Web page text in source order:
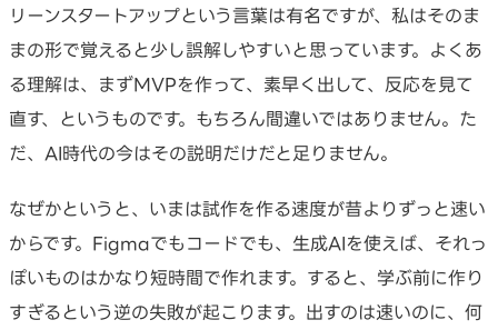
リーンスタートアップという言葉は有名ですが、私はそのま
まの形で覚えると少し誤解しやすいと思っています。よくあ
る理解は、まずMVPを作って、素早く出して、反応を見て
直す、というものです。もちろん間違いではありません。た
だ、AI時代の今はその説明だけだと足りません。
なぜかというと、いまは試作を作る速度が昔よりずっと速い
からです。Figmaでもコードでも、生成AIを使えば、それっ
ぽいものはかなり短時間で作れます。すると、学ぶ前に作り
すぎるという逆の失敗が起こります。出すのは速いのに、何